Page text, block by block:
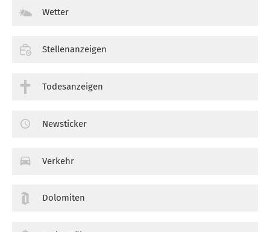
Wetter
Stellenanzeigen
Todesanzeigen
Newsticker
Verkehr
Dolomiten